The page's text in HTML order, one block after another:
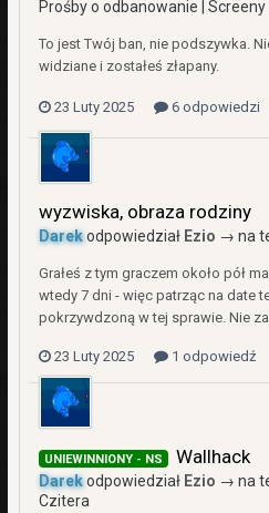
Prośby o odbanowanie | Screeny
To jest Twój ban, nie podszywka.
widziane i zostałeś złapany.
23 Luty 2025 6 odpowiedzi
wyzwiska, obraza rodziny
Darekodpowiedział Ezio → na
Grałeś z tym graczem około pół
wtedy 7 dni - więc patrząc na date
pokrzywdzoną w tej sprawie. Nie
23 Luty 2025 1 odpowiedź
UNIEWINNIONY - NS Wallhack
Darekodpowiedział Ezio → na
Czitera